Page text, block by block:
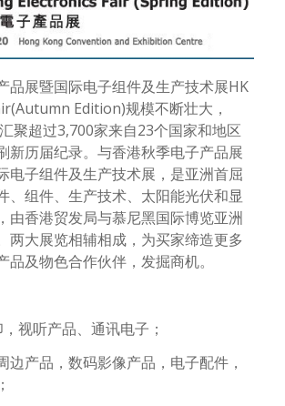
品展暨国际电子组件及生产技术展HK
Edition)规模不断壮大，
聚超过3,700家来自23个国家和地区
新历届纪录。与香港秋季电子产品展
电子组件及生产技术展，是亚洲首屈
、组件、生产技术、太阳能光伏和显
由香港贸发局与慕尼黑国际博览亚洲
两大展览相辅相成，为买家缔造更多
品及物色合作伙伴，发掘商机。
视听产品、通讯电子；
边产品，数码影像产品，电子配件，
；